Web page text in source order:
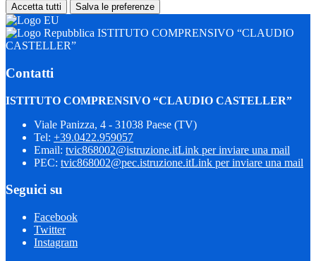
Accetta tutti Salva le preferenze
ISTITUTO COMPRENSIVO “CLAUDIO
CASTELLER”
Contatti
ISTITUTO COMPRENSIVO “CLAUDIO CASTELLER”
Viale Panizza, 4 - 31038 Paese (TV)
Tel: +39.0422.959057
Email: tvic868002@istruzione.itLink per inviare una mail
PEC: tvic868002@pec.istruzione.itLink per inviare una mail
Seguici su
Facebook
Twitter
Instagram